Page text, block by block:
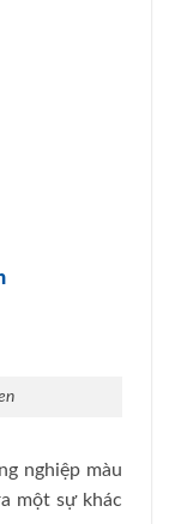
nghiệp màu
một sự khác